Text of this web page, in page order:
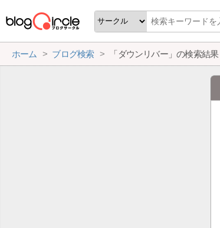
ホーム ブログ検索 「ダウンリバー」の検索結果